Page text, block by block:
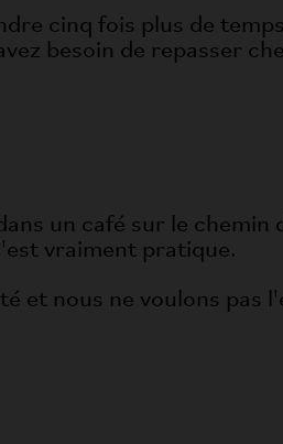
cinq fois plus de
besoin de repasser
un café sur le
vraiment pratique.
et nous ne voulons pas